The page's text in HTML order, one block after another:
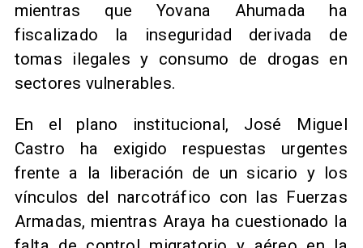
mientras que Yovana Ahumada ha
fiscalizado la inseguridad derivada de
tomas ilegales y consumo de drogas en
sectores vulnerables.
En el plano institucional, José Miguel
Castro ha exigido respuestas urgentes
frente a la liberación de un sicario y los
vínculos del narcotráfico con las Fuerzas
Armadas, mientras Araya ha cuestionado la